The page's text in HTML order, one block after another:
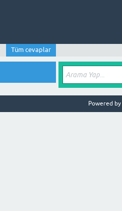
Tüm cevaplar
Powered by